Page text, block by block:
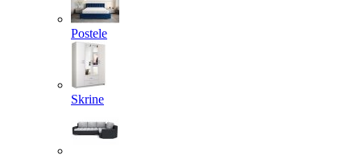
Postele
Skrine